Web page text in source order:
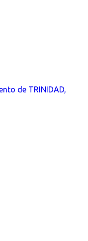
de TRINIDAD,